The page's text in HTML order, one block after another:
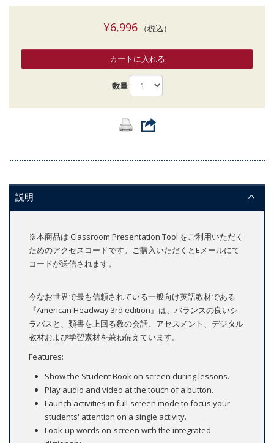
¥6,996（税込）
カートに入れる
数量
説明
※本商品は Classroom Presentation Tool をご利用いただく
ためのアクセスコードです。ご購入いただくとEメールにて
コードが送信されます。
今なお世界で最も信頼されている一般向け英語教材である
『American Headway 3rd edition』は、バランスの良いシ
ラバスと、類書を上回る数の会話、アセスメント、デジタル
教材および学習素材を兼ね備えています。
Features:
Show the Student Book on screen during lessons.
Play audio and video at the touch of a button.
Launch activities in full-screen mode to focus your
students' attention on a single activity.
Look-up words on-screen with the integrated